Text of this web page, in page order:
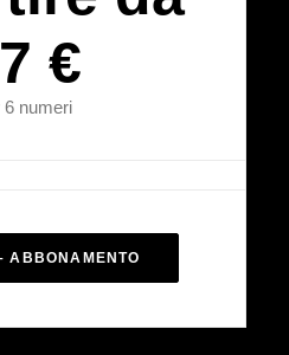
€
6 numeri
ABBONAMENTO